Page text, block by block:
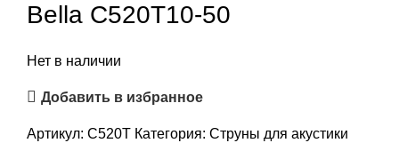
Bella C520T10-50
Нет в наличии
Добавить в избранное
Артикул: C520T Категория: Струны для акустики